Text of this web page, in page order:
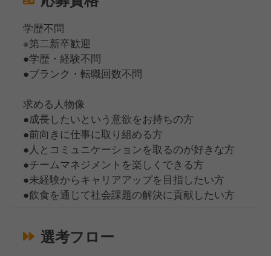
学歴不問
※第二新卒歓迎
●学歴・経験不問
●ブランク・転職回数不問
求める人物像
●成長したいという意欲をお持ちの方
●前向きに仕事に取り組める方
●人とコミュニケーションを取るのが好きな方
●チームマネジメントを楽しくできる方
●未経験からキャリアアップを目指したい方
●飲食を通じて社会課題の解決に貢献したい方
選考フロー